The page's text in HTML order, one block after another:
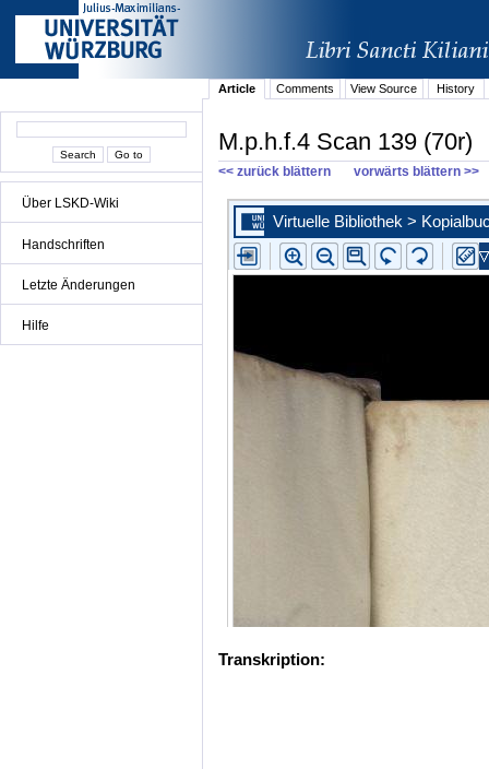
Über LSKD-Wiki
Handschriften
Letzte Änderungen
Hilfe
Article Comments View Source History
M.p.h.f.4 Scan 139 (70r)
<< zurück blättern vorwärts blättern >>
Transkription: